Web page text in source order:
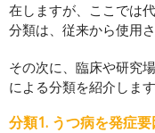
在しますが、ここでは
分類は、従来から使用
その次に、臨床や研究
による分類を紹介します
分類1. うつ病を発症